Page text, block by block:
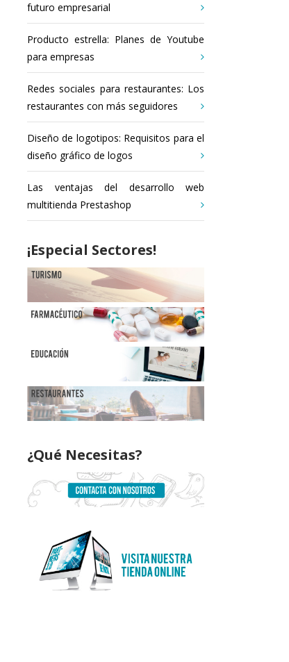
futuro empresarial
Producto estrella: Planes de Youtube
para empresas
Redes sociales para restaurantes: Los
restaurantes con más seguidores
Diseño de logotipos: Requisitos para el
diseño gráfico de logos
Las ventajas del desarrollo web
multitienda Prestashop
¡Especial Sectores!
¿Qué Necesitas?